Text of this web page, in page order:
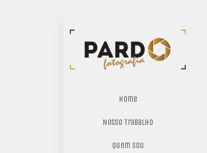
Home
Nosso Trabalho
Quem sou